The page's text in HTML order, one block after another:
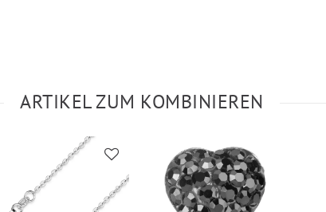
ARTIKEL ZUM KOMBINIEREN